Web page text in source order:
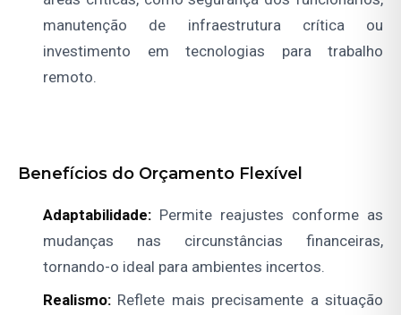
manutenção de infraestrutura crítica ou
investimento em tecnologias para trabalho
remoto.
Benefícios do Orçamento Flexível
Adaptabilidade: Permite reajustes conforme as
mudanças nas circunstâncias financeiras,
tornando-o ideal para ambientes incertos.
Realismo: Reflete mais precisamente a situação